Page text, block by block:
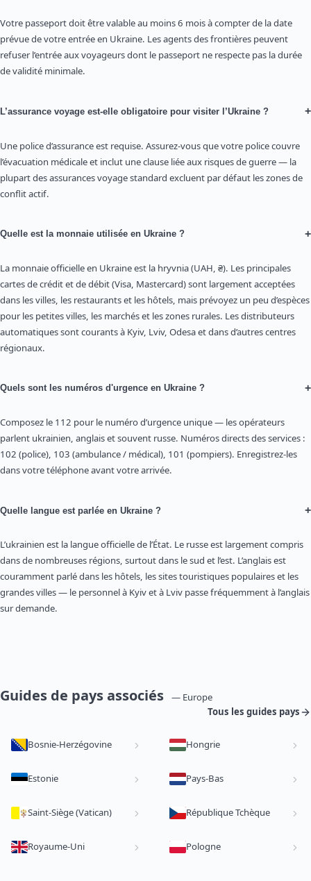
Votre passeport doit être valable au moins 6 mois à compter de la date
prévue de votre entrée en Ukraine. Les agents des frontières peuvent
refuser l’entrée aux voyageurs dont le passeport ne respecte pas la durée
de validité minimale.
L’assurance voyage est-elle obligatoire pour visiter l’Ukraine ? +
Une police d’assurance est requise. Assurez-vous que votre police couvre
l’évacuation médicale et inclut une clause liée aux risques de guerre — la
plupart des assurances voyage standard excluent par défaut les zones de
conflit actif.
Quelle est la monnaie utilisée en Ukraine ? +
La monnaie officielle en Ukraine est la hryvnia (UAH, ₴). Les principales
cartes de crédit et de débit (Visa, Mastercard) sont largement acceptées
dans les villes, les restaurants et les hôtels, mais prévoyez un peu d’espèces
pour les petites villes, les marchés et les zones rurales. Les distributeurs
automatiques sont courants à Kyiv, Lviv, Odesa et dans d’autres centres
régionaux.
Quels sont les numéros d'urgence en Ukraine ? +
Composez le 112 pour le numéro d’urgence unique — les opérateurs
parlent ukrainien, anglais et souvent russe. Numéros directs des services :
102 (police), 103 (ambulance / médical), 101 (pompiers). Enregistrez-les
dans votre téléphone avant votre arrivée.
Quelle langue est parlée en Ukraine ? +
L’ukrainien est la langue officielle de l’État. Le russe est largement compris
dans de nombreuses régions, surtout dans le sud et l’est. L’anglais est
couramment parlé dans les hôtels, les sites touristiques populaires et les
grandes villes — le personnel à Kyiv et à Lviv passe fréquemment à l’anglais
sur demande.
Guides de pays associés
— Europe
Tous les guides pays
Bosnie-Herzégovine Hongrie
Estonie Pays-Bas
Saint-Siège (Vatican) République Tchèque
Royaume-Uni Pologne